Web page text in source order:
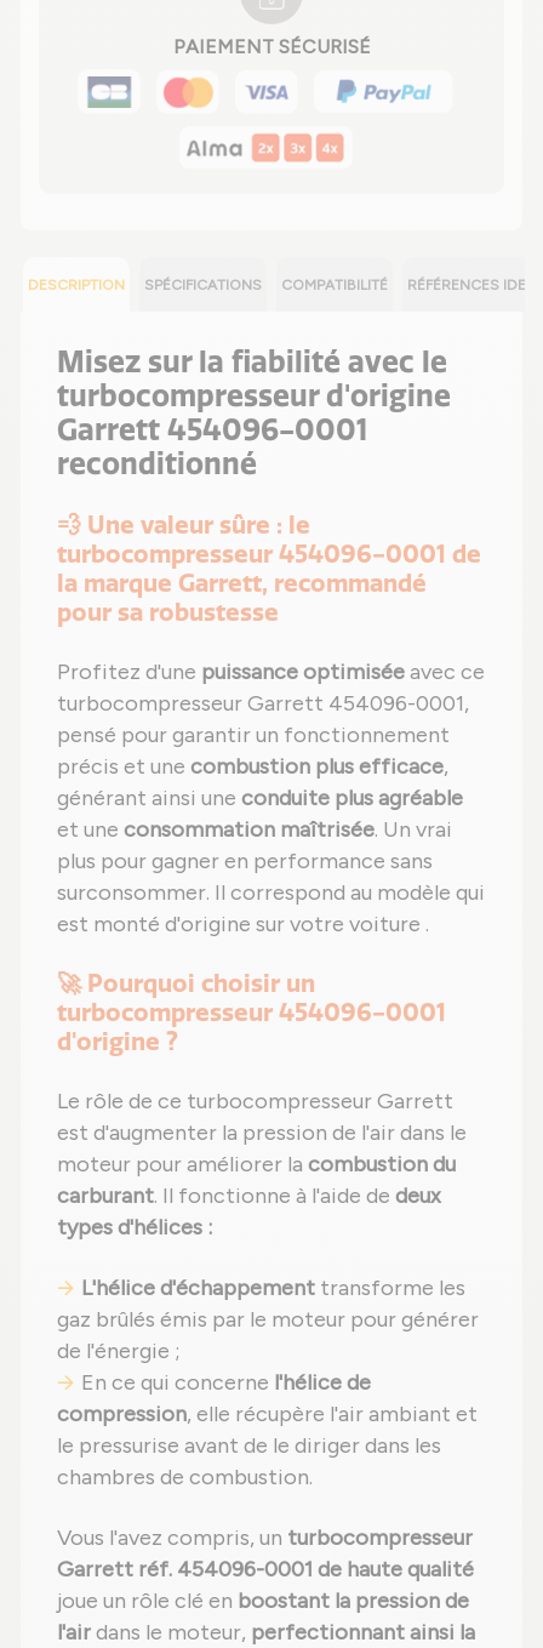
PAIEMENT SÉCURISÉ
DESCRIPTION SPÉCIFICATIONS COMPATIBILITÉ RÉFÉRENCES
Misez sur la fiabilité avec le
turbocompresseur d'origine
Garrett 454096-0001
reconditionné
💨 Une valeur sûre : le
turbocompresseur 454096-0001 de
la marque Garrett, recommandé
pour sa robustesse
Profitez d'une puissance optimiséeavec ce
turbocompresseur Garrett 454096-0001,
pensé pour garantir un fonctionnement
précis et une combustion plus efficace,
générant ainsi une conduite plus agréable
et une consommation maîtrisée. Un vrai
plus pour gagner en performance sans
surconsommer. Il correspond au modèle qui
est monté d'origine sur votre voiture .
🚀 Pourquoi choisir un
turbocompresseur 454096-0001
d'origine ?
Le rôle de ce turbocompresseur Garrett
est d'augmenter la pression de l'air dans le
moteur pour améliorer la combustion du
carburant. Il fonctionne à l'aide de deux
types d'hélices :
L'hélice d'échappement transforme les
gaz brûlés émis par le moteur pour générer
de l'énergie ;
En ce qui concerne l'hélice de
compression, elle récupère l'air ambiant et
le pressurise avant de le diriger dans les
chambres de combustion.
Vous l'avez compris, un turbocompresseur
Garrett réf. 454096-0001 de haute qualité
joue un rôle clé en boostant la pression de
l'airdans le moteur, perfectionnant ainsi la